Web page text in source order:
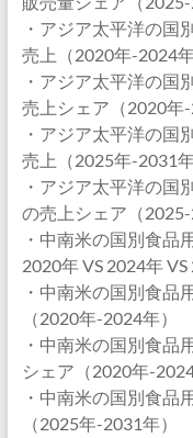
・アジア太平洋の国
売上（2020年-2024年
・アジア太平洋の国
売上シェア（2020年-
・アジア太平洋の国
売上（2025年-2031年
・アジア太平洋の国
の売上シェア（2025-
・中南米の国別食品
2020年 VS 2024年
・中南米の国別食品
（2020年-2024年）
・中南米の国別食品
シェア（2020年-2024
・中南米の国別食品
（2025年-2031年）